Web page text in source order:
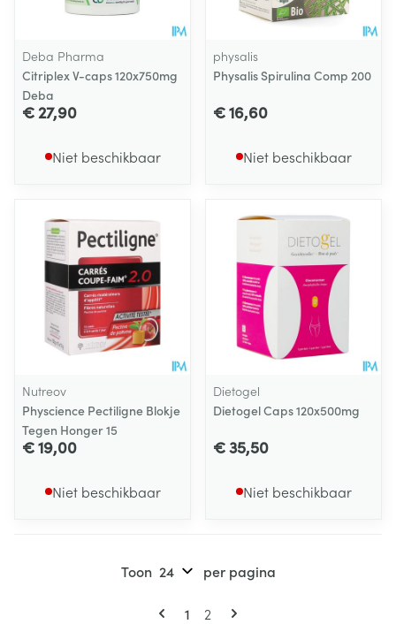
Deba Pharma
Citriplex V-caps 120x750mg
Deba
€ 27,90
Niet beschikbaar
physalis
Physalis Spirulina Comp 200
€ 16,60
Niet beschikbaar
Nutreov
Physcience Pectiligne Blokje
Tegen Honger 15
€ 19,00
Niet beschikbaar
Dietogel
Dietogel Caps 120x500mg
€ 35,50
Niet beschikbaar
Pagina's
U lees momenteel pagina
1 Pagina
2
Toon per pagina